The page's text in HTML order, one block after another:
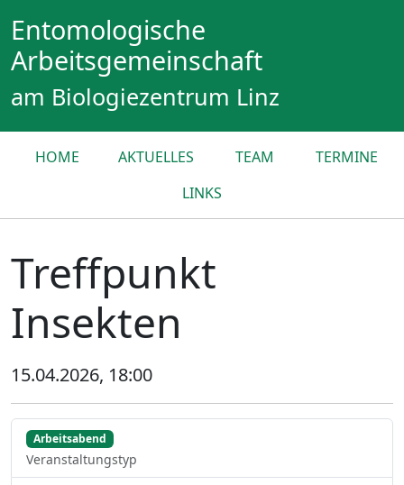
Entomologische
Arbeitsgemeinschaft
am Biologiezentrum Linz
HOME AKTUELLES TEAM
TERMINE
LINKS
Treffpunkt
Insekten
15.04.2026, 18:00
Arbeitsabend
Veranstaltungstyp